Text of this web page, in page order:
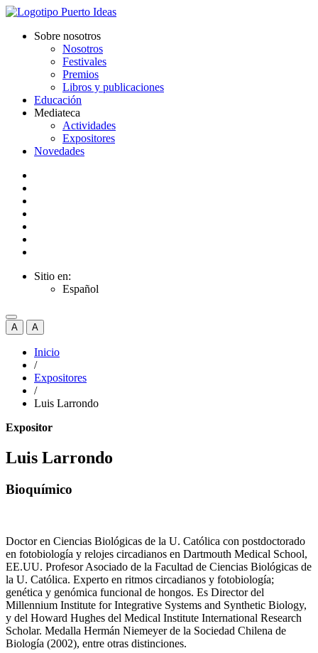
Sobre nosotros
Nosotros
Festivales
Premios
Libros y publicaciones
Educación
Mediateca
Actividades
Expositores
Novedades
Sitio en:
Español
A A
Inicio
/
Expositores
/
Luis Larrondo
Expositor
Luis Larrondo
Bioquímico
Doctor en Ciencias Biológicas de la U. Católica con postdoctorado
en fotobiología y relojes circadianos en Dartmouth Medical School,
EE.UU. Profesor Asociado de la Facultad de Ciencias Biológicas de
la U. Católica. Experto en ritmos circadianos y fotobiología;
genética y genómica funcional de hongos. Es Director del
Millennium Institute for Integrative Systems and Synthetic Biology,
y del Howard Hughes del Medical Institute International Research
Scholar. Medalla Hermán Niemeyer de la Sociedad Chilena de
Biología (2002), entre otras distinciones.